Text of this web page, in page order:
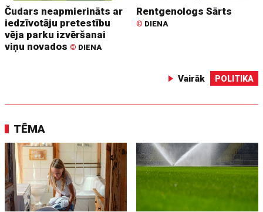
Čudars neapmierināts ar
iedzīvotāju pretestību
vēja parku izvēršanai
viņu novados © DIENA
Rentgenologs Sārts
© DIENA
Vairāk POLITIKA
TĒMA